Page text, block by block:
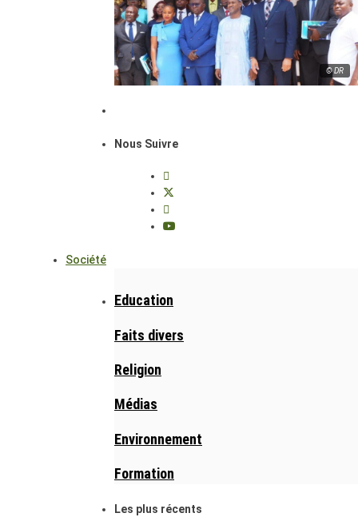
© DR
Nous Suivre
Société
Education
Faits divers
Religion
Médias
Environnement
Formation
Les plus récents